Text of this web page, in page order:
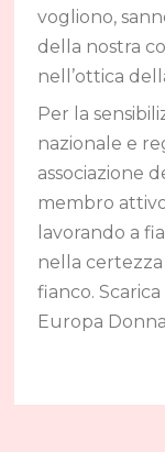
vogliono,
della nostra
nell’ottica
Per la
nazionale e
associazione
membro
lavorando a
nella
fianco.
Europa